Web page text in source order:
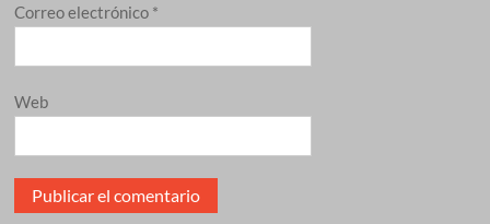
Correo electrónico *
Web